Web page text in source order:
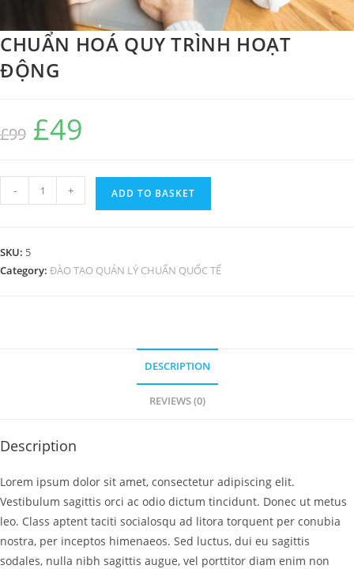
CHUẨN HOÁ QUY TRÌNH HOẠT
ĐỘNG
£99
Original
price
was:
£49
HOÁ
HOẠT
- + ADD TO BASKET
SKU: 5
Category: ĐÀO TẠO QUẢN LÝ CHUẨN QUỐC TẾ
DESCRIPTION
REVIEWS (0)
Description
Lorem ipsum dolor sit amet, consectetur adipiscing elit.
Vestibulum sagittis orci ac odio dictum tincidunt. Donec ut metus
leo. Class aptent taciti socialosqu ad litora torquent per conubia
nostra, per inceptos himenaeos. Sed luctus, dui eu sagittis
sodales, nulla nibh sagittis augue, vel porttitor diam enim non